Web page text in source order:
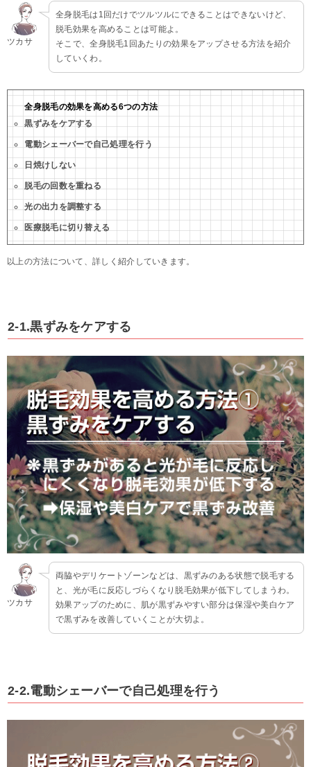
ツカサ
全身脱毛は1回だけでツルツルにできることはできないけど、
脱毛効果を高めることは可能よ。
そこで、全身脱毛1回あたりの効果をアップさせる方法を紹介
していくわ。
全身脱毛の効果を高める6つの方法
黒ずみをケアする
電動シェーバーで自己処理を行う
日焼けしない
脱毛の回数を重ねる
光の出力を調整する
医療脱毛に切り替える
以上の方法について、詳しく紹介していきます。
2-1.黒ずみをケアする
ツカサ
両脇やデリケートゾーンなどは、黒ずみのある状態で脱毛する
と、光が毛に反応しづらくなり脱毛効果が低下してしまうわ。
効果アップのために、肌が黒ずみやすい部分は保湿や美白ケア
で黒ずみを改善していくことが大切よ。
2-2.電動シェーバーで自己処理を行う